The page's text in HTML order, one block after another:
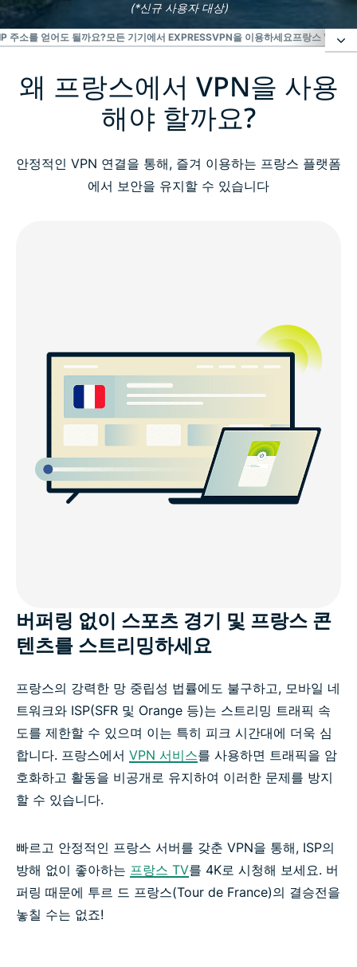
(*신규 사용자 대상)
주소를 얻어도 될까요?모든 기기에서 EXPRESSVPN을 이용하세요프랑스 VPN
왜 프랑스에서 VPN을 사용해야 할까요?
프랑스 VPN 이용하는 방법 간단한 3단계
ExpressVPN 설정하고 프랑스 IP 받는 방법
무료 VPN을 통해 프랑스 IP 주소를 얻어도 될까요?
모든 기기에서 ExpressVPN을 이용하세요
프랑스 VPN 서버 위치
프랑스 내에서의 인터넷 활동에 검열이 적용되나요?
프랑스 VPN 관련 자주 묻는 질문
프랑스 사용자에게 인기 있는 VPN 서버 위치
최고의 프랑스 VPN을 경험하세요
왜 프랑스에서 VPN을 사용
해야 할까요?
안정적인 VPN 연결을 통해, 즐겨 이용하는 프랑스 플랫폼
에서 보안을 유지할 수 있습니다
버퍼링 없이 스포츠 경기 및 프랑스 콘
텐츠를 스트리밍하세요
프랑스의 강력한 망 중립성 법률에도 불구하고, 모바일 네
트워크와 ISP(SFR 및 Orange 등)는 스트리밍 트래픽 속
도를 제한할 수 있으며 이는 특히 피크 시간대에 더욱 심
합니다. 프랑스에서 VPN 서비스를 사용하면 트래픽을 암
호화하고 활동을 비공개로 유지하여 이러한 문제를 방지
할 수 있습니다.
빠르고 안정적인 프랑스 서버를 갖춘 VPN을 통해, ISP의
방해 없이 좋아하는 프랑스 TV를 4K로 시청해 보세요. 버
퍼링 때문에 투르 드 프랑스(Tour de France)의 결승전을
놓칠 수는 없죠!